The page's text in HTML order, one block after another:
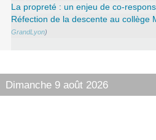
La propreté : un enjeu de co-
Réfection de la descente au collège
GrandLyon)
Dimanche 9 août 2026